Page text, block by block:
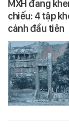
MXH đang
chiếu: 4 tập
cảnh đầu tiên